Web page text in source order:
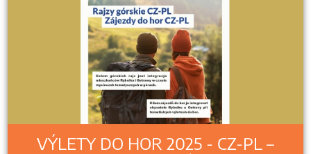
VÝLETY DO HOR 2025 - CZ-PL –